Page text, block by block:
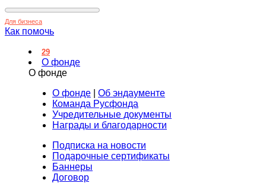
Для бизнеса
Как помочь
29
О фонде
О фонде
О фонде
Об эндаументе
Команда Русфонда
Учредительные документы
Награды и благодарности
Подписка на новости
Подарочные сертификаты
Баннеры
Договор